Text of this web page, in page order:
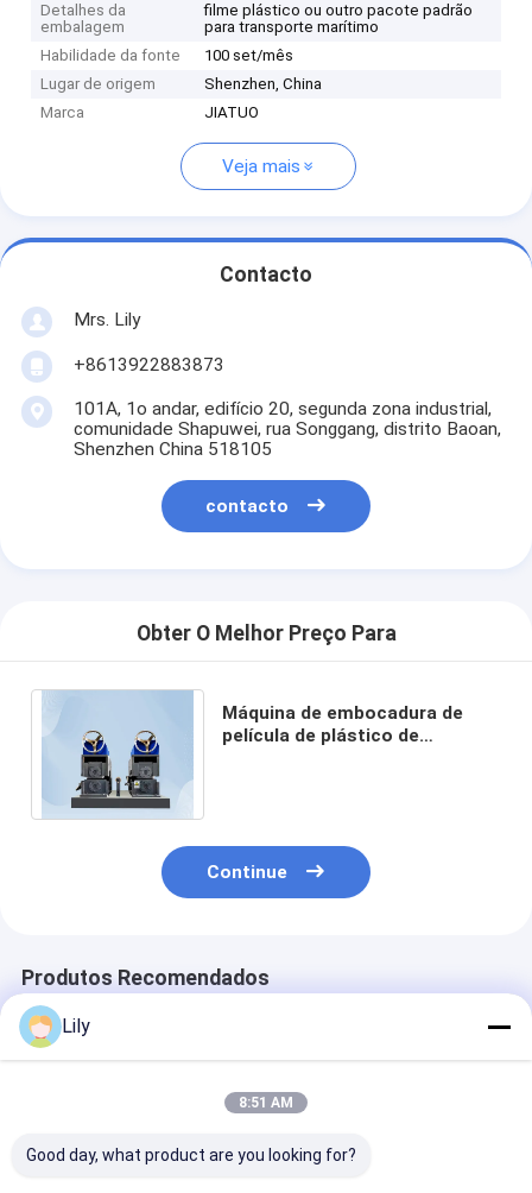
Detalhes da
embalagem
filme plástico ou outro pacote padrão
para transporte marítimo
Habilidade da fonte
100 set/mês
Lugar de origem
Shenzhen, China
Marca
JIATUO
Veja mais
Contacto
Mrs. Lily
+8613922883873
101A, 1o andar, edifício 20, segunda zona industrial,
comunidade Shapuwei, rua Songgang, distrito Baoan,
Shenzhen China 518105
contacto
Obter O Melhor Preço Para
Máquina de embocadura de
película de plástico de
Continue
Produtos Recomendados
Lily
8:51 AM
Good day, what product are you looking for?